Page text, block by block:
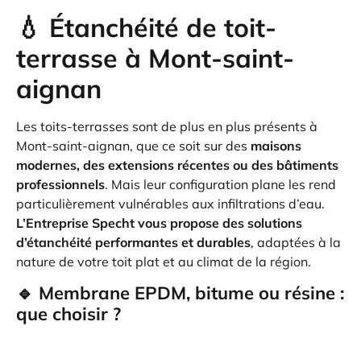
💧 Étanchéité de toit-
terrasse à Mont-saint-
aignan
Les toits-terrasses sont de plus en plus présents à
Mont-saint-aignan, que ce soit sur des maisons
modernes, des extensions récentes ou des bâtiments
professionnels. Mais leur configuration plane les rend
particulièrement vulnérables aux infiltrations d’eau.
L’Entreprise Specht vous propose des solutions
d’étanchéité performantes et durables, adaptées à la
nature de votre toit plat et au climat de la région.
🔹 Membrane EPDM, bitume ou résine :
que choisir ?